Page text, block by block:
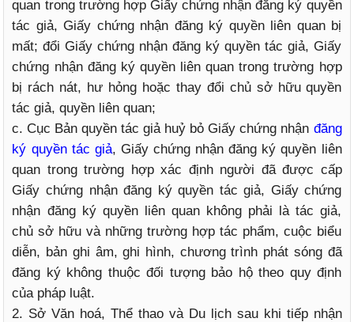
quan trong trường hợp Giấy chứng nhận đăng ký quyền
tác giả, Giấy chứng nhận đăng ký quyền liên quan bị
mất; đổi Giấy chứng nhận đăng ký quyền tác giả, Giấy
chứng nhận đăng ký quyền liên quan trong trường hợp
bị rách nát, hư hỏng hoặc thay đổi chủ sở hữu quyền
tác giả, quyền liên quan;
c. Cục Bản quyền tác giả huỷ bỏ Giấy chứng nhận đăng
ký quyền tác giả, Giấy chứng nhận đăng ký quyền liên
quan trong trường hợp xác định người đã được cấp
Giấy chứng nhận đăng ký quyền tác giả, Giấy chứng
nhận đăng ký quyền liên quan không phải là tác giả,
chủ sở hữu và những trường hợp tác phẩm, cuộc biểu
diễn, bản ghi âm, ghi hình, chương trình phát sóng đã
đăng ký không thuộc đối tượng bảo hộ theo quy định
của pháp luật.
2. Sở Văn hoá, Thể thao và Du lịch sau khi tiếp nhận